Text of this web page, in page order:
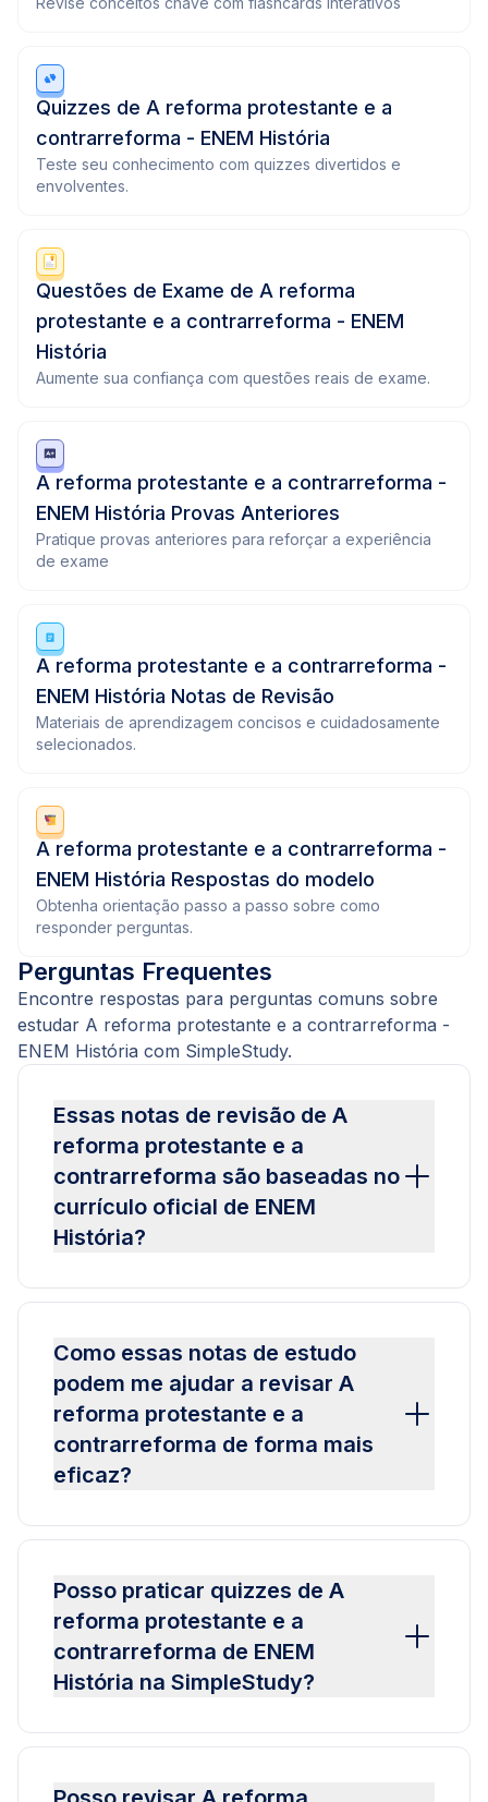
Quizzes de A reforma protestante e a
contrarreforma - ENEM História
Teste seu conhecimento com quizzes divertidos e
envolventes.
Questões de Exame de A reforma
protestante e a contrarreforma - ENEM
História
Aumente sua confiança com questões reais de exame.
A reforma protestante e a contrarreforma -
ENEM História Provas Anteriores
Pratique provas anteriores para reforçar a experiência
de exame
A reforma protestante e a contrarreforma -
ENEM História Notas de Revisão
Materiais de aprendizagem concisos e cuidadosamente
selecionados.
A reforma protestante e a contrarreforma -
ENEM História Respostas do modelo
Obtenha orientação passo a passo sobre como
responder perguntas.
Perguntas Frequentes
Encontre respostas para perguntas comuns sobre
estudar A reforma protestante e a contrarreforma -
ENEM História com SimpleStudy.
Essas notas de revisão de A
reforma protestante e a
contrarreforma são baseadas no
currículo oficial de ENEM
História?
Como essas notas de estudo
podem me ajudar a revisar A
reforma protestante e a
contrarreforma de forma mais
eficaz?
Posso praticar quizzes de A
reforma protestante e a
contrarreforma de ENEM
História na SimpleStudy?